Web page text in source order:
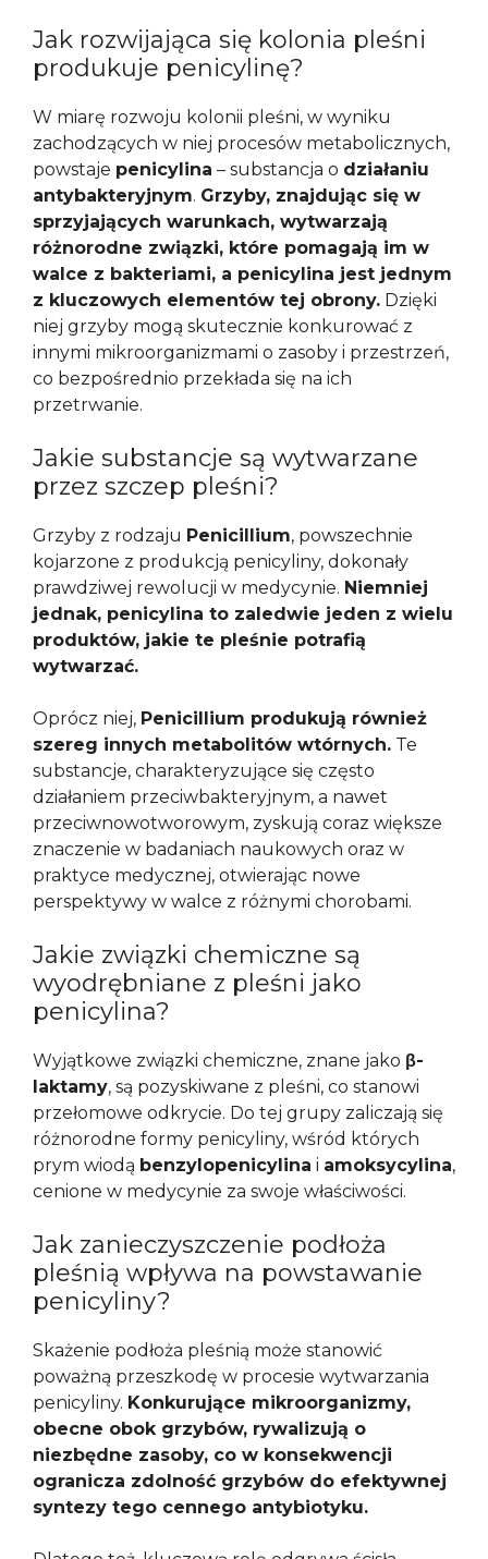
Jak rozwijająca się kolonia pleśni
produkuje penicylinę?
W miarę rozwoju kolonii pleśni, w wyniku
zachodzących w niej procesów metabolicznych,
powstaje penicylina – substancja o działaniu
antybakteryjnym. Grzyby, znajdując się w
sprzyjających warunkach, wytwarzają
różnorodne związki, które pomagają im w
walce z bakteriami, a penicylina jest jednym
z kluczowych elementów tej obrony. Dzięki
niej grzyby mogą skutecznie konkurować z
innymi mikroorganizmami o zasoby i przestrzeń,
co bezpośrednio przekłada się na ich
przetrwanie.
Jakie substancje są wytwarzane
przez szczep pleśni?
Grzyby z rodzaju Penicillium, powszechnie
kojarzone z produkcją penicyliny, dokonały
prawdziwej rewolucji w medycynie. Niemniej
jednak, penicylina to zaledwie jeden z wielu
produktów, jakie te pleśnie potrafią
wytwarzać.
Oprócz niej, Penicillium produkują również
szereg innych metabolitów wtórnych. Te
substancje, charakteryzujące się często
działaniem przeciwbakteryjnym, a nawet
przeciwnowotworowym, zyskują coraz większe
znaczenie w badaniach naukowych oraz w
praktyce medycznej, otwierając nowe
perspektywy w walce z różnymi chorobami.
Jakie związki chemiczne są
wyodrębniane z pleśni jako
penicylina?
Wyjątkowe związki chemiczne, znane jako β-
laktamy, są pozyskiwane z pleśni, co stanowi
przełomowe odkrycie. Do tej grupy zaliczają się
różnorodne formy penicyliny, wśród których
prym wiodą benzylopenicylina i amoksycylina,
cenione w medycynie za swoje właściwości.
Jak zanieczyszczenie podłoża
pleśnią wpływa na powstawanie
penicyliny?
Skażenie podłoża pleśnią może stanowić
poważną przeszkodę w procesie wytwarzania
penicyliny. Konkurujące mikroorganizmy,
obecne obok grzybów, rywalizują o
niezbędne zasoby, co w konsekwencji
ogranicza zdolność grzybów do efektywnej
syntezy tego cennego antybiotyku.